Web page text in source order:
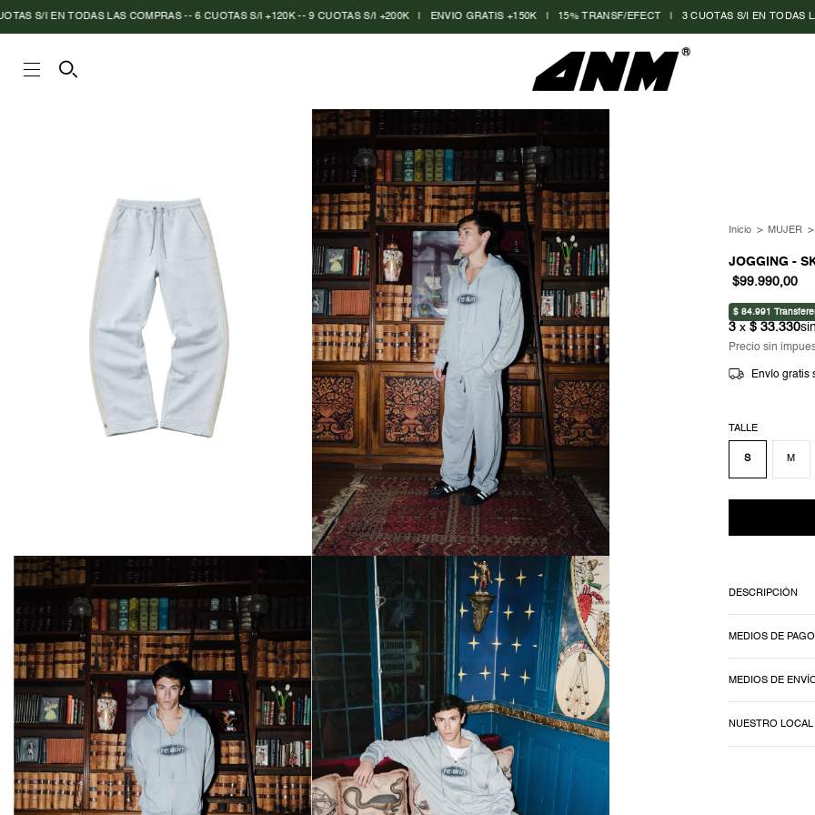
I EN TODAS LAS COMPRAS -- 6 CUOTAS S/I +120K -- 9 CUOTAS S/I +200K ENVIO GRATIS +150K | 15% TRANSF/EFECT | 3 CUOTAS S/I EN TODAS LAS
Inicio > MUJER >
JOGGING -
$99.990,00
Precio sin
Envío gratis
TALLE
S M
DESCRIPCIÓN
MEDIOS DE PAGO
MEDIOS DE
NUESTRO LOCAL